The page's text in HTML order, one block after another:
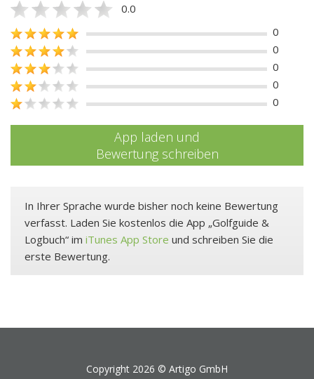
0.0
0
0
0
0
0
App laden und
Bewertung schreiben
In Ihrer Sprache wurde bisher noch keine Bewertung
verfasst. Laden Sie kostenlos die App „Golfguide &
Logbuch“ im iTunes App Store und schreiben Sie die
erste Bewertung.
Copyright 2026 © Artigo GmbH